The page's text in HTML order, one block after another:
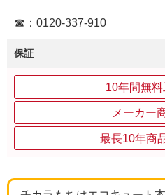
☎：0120‐337‐910
保証
10年間無
メーカー
最長10年商